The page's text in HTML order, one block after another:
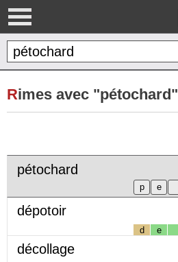
Rimes avec "pétochard"
pétochard
dépotoir
d e
décollage